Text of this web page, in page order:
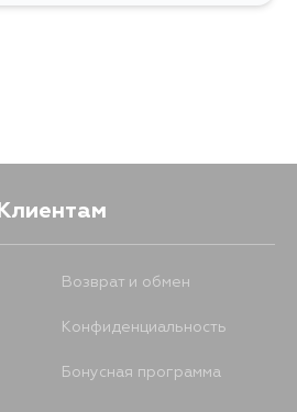
Клиентам
Возврат и обмен
Конфиденциальность
Бонусная программа